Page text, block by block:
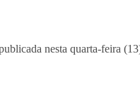
nesta quarta-feira